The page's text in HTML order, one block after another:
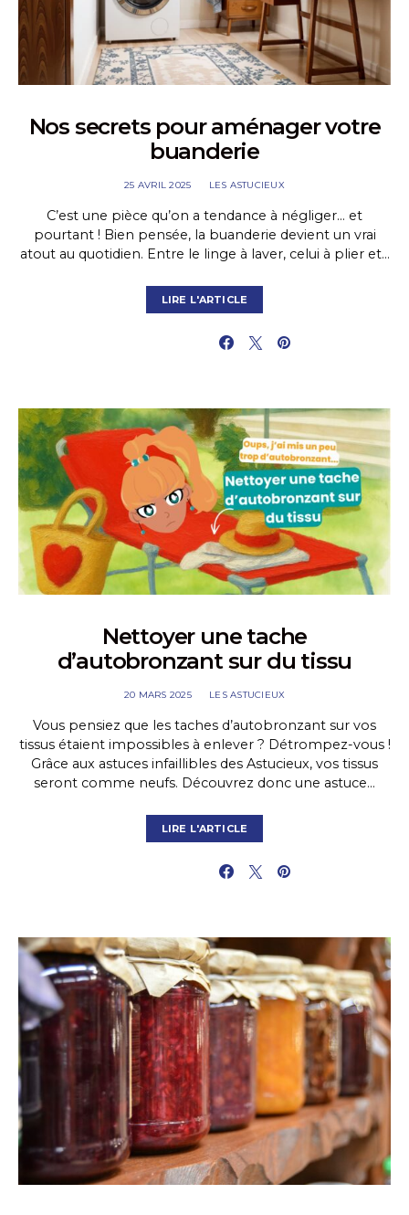
Nos secrets pour aménager votre
buanderie
25 AVRIL 2025 LES ASTUCIEUX
C’est une pièce qu’on a tendance à négliger… et
pourtant ! Bien pensée, la buanderie devient un vrai
atout au quotidien. Entre le linge à laver, celui à plier et…
LIRE L'ARTICLE
Nettoyer une tache
d’autobronzant sur du tissu
20 MARS 2025 LES ASTUCIEUX
Vous pensiez que les taches d’autobronzant sur vos
tissus étaient impossibles à enlever ? Détrompez-vous !
Grâce aux astuces infaillibles des Astucieux, vos tissus
seront comme neufs. Découvrez donc une astuce…
LIRE L'ARTICLE